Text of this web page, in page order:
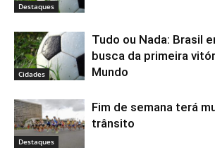
Destaques
Cidades
Tudo ou Nada: Brasil
busca da primeira
Mundo
Destaques
Fim de semana terá
trânsito